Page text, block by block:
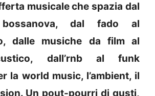
musicale che spazia dal
dal fado al
dalle musiche da film al
dall’rnb al funk
la world music, l’ambient, il
Un pout-pourri di gusti,